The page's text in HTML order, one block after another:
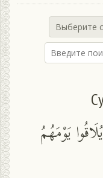
Выберите
يَوْمَهُمُ